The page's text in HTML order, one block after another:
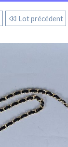
Lot précédent